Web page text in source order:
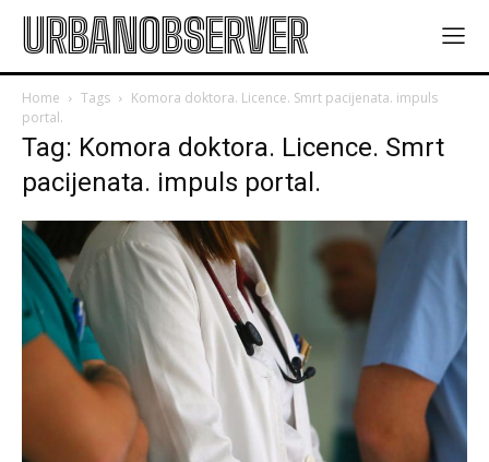
URBANOBSERVER
Home Tags
Komora doktora. Licence. Smrt pacijenata. impuls
portal.
Tag: Komora doktora. Licence. Smrt
pacijenata. impuls portal.